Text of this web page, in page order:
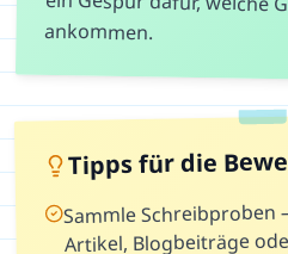
ankommen.
Tipps für die
Sammle Schreibproben
Artikel, Blogbeiträge